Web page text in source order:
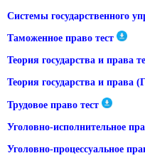
Системы государственного
Таможенное право тест
Теория государства и права
Теория государства и права
Трудовое право тест
Уголовно-исполнительное
Уголовно-процессуальное